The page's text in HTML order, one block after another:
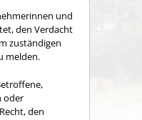
und
den Verdacht
zuständigen
melden.
oder
den